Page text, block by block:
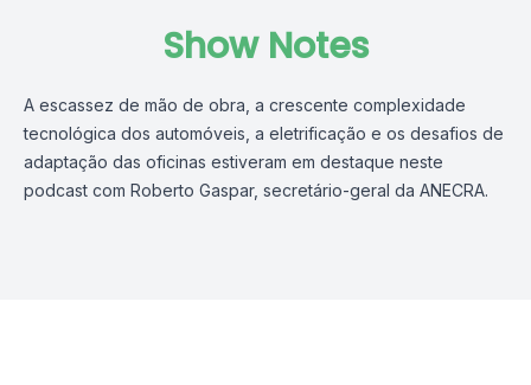
Show Notes
A escassez de mão de obra, a crescente complexidade
tecnológica dos automóveis, a eletrificação e os desafios de
adaptação das oficinas estiveram em destaque neste
podcast com Roberto Gaspar, secretário-geral da ANECRA.